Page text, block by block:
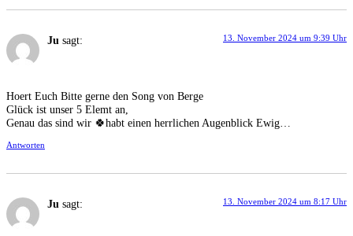
Ju sagt: 13. November 2024 um 9:39 Uhr
Hoert Euch Bitte gerne den Song von Berge
Glück ist unser 5 Elemt an,
Genau das sind wir 🍀habt einen herrlichen Augenblick Ewig…
Antworten
Ju sagt: 13. November 2024 um 8:17 Uhr